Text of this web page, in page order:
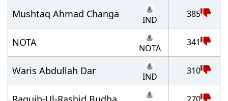
Mushtaq Ahmad Changa IND
385
NOTA NOTA
341
Waris Abdullah Dar IND
310